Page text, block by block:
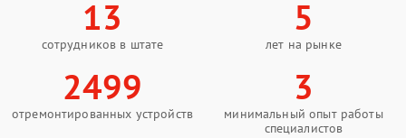
13
сотрудников в штате
5
лет на рынке
2499
отремонтированных устройств
3
минимальный опыт работы
специалистов